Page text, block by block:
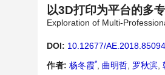
以3D打印为平台的多
Exploration of Multi-
DOI: 10.12677/AE.2018.85094
作者: 杨冬霞* 曲明哲 罗秋滨